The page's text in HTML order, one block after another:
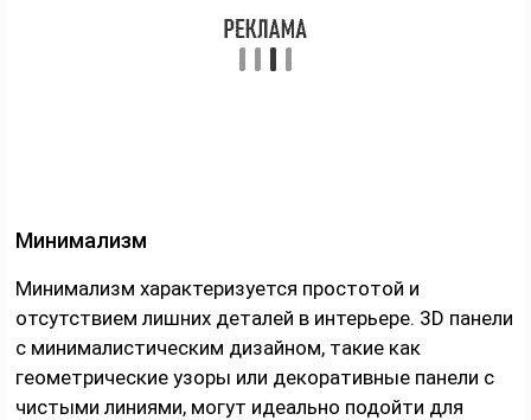
Минимализм
Минимализм характеризуется простотой и
отсутствием лишних деталей в интерьере. 3D панели
с минималистическим дизайном, такие как
геометрические узоры или декоративные панели с
чистыми линиями, могут идеально подойти для